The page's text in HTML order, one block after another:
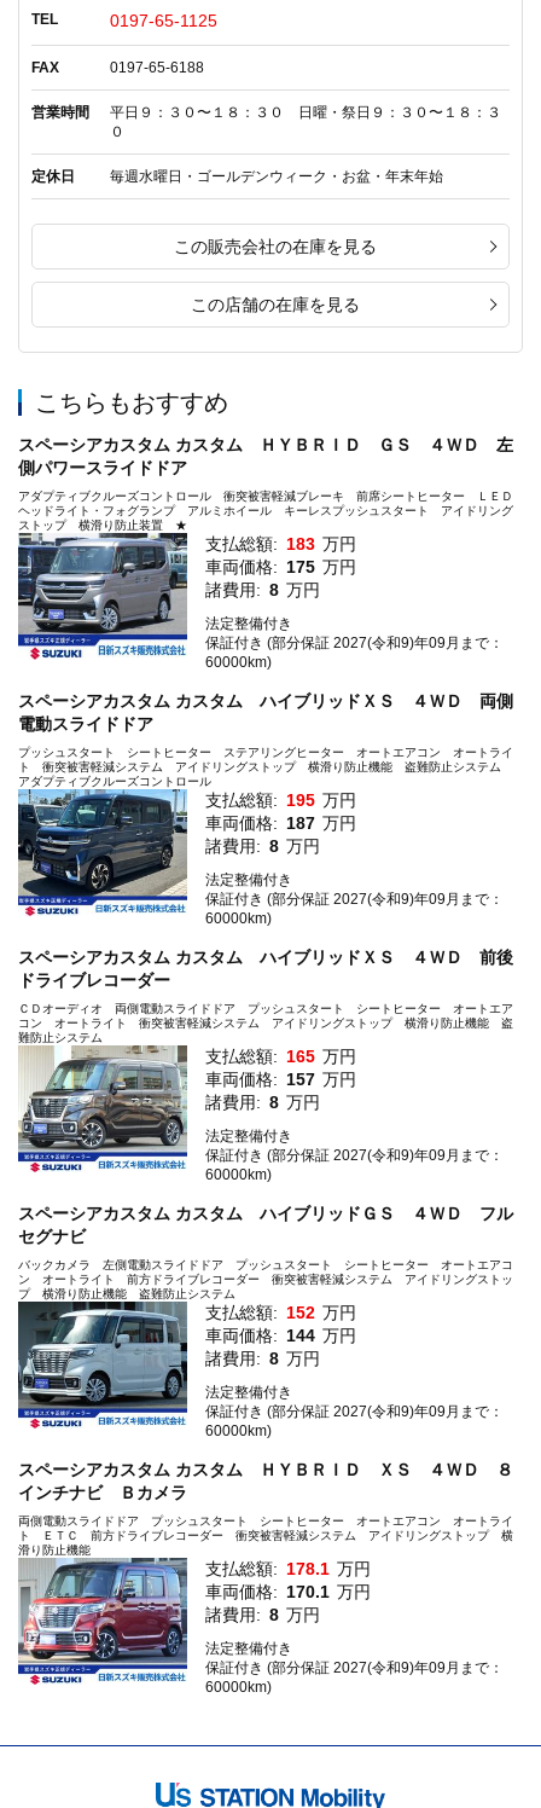
TEL 0197-65-1125
FAX 0197-65-6188
営業時間
平日９：３０〜１８：３０ 日曜・祭日９：３０〜１８：３
０
定休日 毎週水曜日・ゴールデンウィーク・お盆・年末年始
この販売会社の在庫を見る
この店舗の在庫を見る
こちらもおすすめ
スペーシアカスタム カスタム ＨＹＢＲＩＤ ＧＳ ４ＷＤ 左
側パワースライドドア
アダプティブクルーズコントロール 衝突被害軽減ブレーキ 前席シートヒーター ＬＥＤ
ヘッドライト・フォグランプ アルミホイール キーレスプッシュスタート アイドリング
ストップ 横滑り防止装置 ★
支払総額: 183 万円
車両価格: 175 万円
諸費用: 8 万円
法定整備付き
保証付き (部分保証 2027(令和9)年09月まで：
60000km)
スペーシアカスタム カスタム ハイブリッドＸＳ ４ＷＤ 両側
電動スライドドア
プッシュスタート シートヒーター ステアリングヒーター オートエアコン オートライ
ト 衝突被害軽減システム アイドリングストップ 横滑り防止機能 盗難防止システム
アダプティブクルーズコントロール
支払総額: 195 万円
車両価格: 187 万円
諸費用: 8 万円
法定整備付き
保証付き (部分保証 2027(令和9)年09月まで：
60000km)
スペーシアカスタム カスタム ハイブリッドＸＳ ４ＷＤ 前後
ドライブレコーダー
ＣＤオーディオ 両側電動スライドドア プッシュスタート シートヒーター オートエア
コン オートライト 衝突被害軽減システム アイドリングストップ 横滑り防止機能 盗
難防止システム
支払総額: 165 万円
車両価格: 157 万円
諸費用: 8 万円
法定整備付き
保証付き (部分保証 2027(令和9)年09月まで：
60000km)
スペーシアカスタム カスタム ハイブリッドＧＳ ４ＷＤ フル
セグナビ
バックカメラ 左側電動スライドドア プッシュスタート シートヒーター オートエアコ
ン オートライト 前方ドライブレコーダー 衝突被害軽減システム アイドリングストッ
プ 横滑り防止機能 盗難防止システム
支払総額: 152 万円
車両価格: 144 万円
諸費用: 8 万円
法定整備付き
保証付き (部分保証 2027(令和9)年09月まで：
60000km)
スペーシアカスタム カスタム ＨＹＢＲＩＤ ＸＳ ４ＷＤ ８
インチナビ Ｂカメラ
両側電動スライドドア プッシュスタート シートヒーター オートエアコン オートライ
ト ＥＴＣ 前方ドライブレコーダー 衝突被害軽減システム アイドリングストップ 横
滑り防止機能
支払総額: 178.1 万円
車両価格: 170.1 万円
諸費用: 8 万円
法定整備付き
保証付き (部分保証 2027(令和9)年09月まで：
60000km)